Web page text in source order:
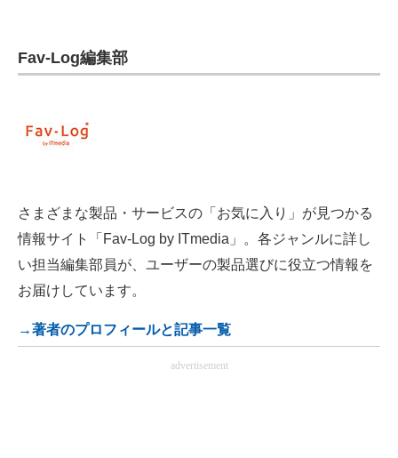
Fav-Log編集部
さまざまな製品・サービスの「お気に入り」が見つかる
情報サイト「Fav-Log by ITmedia」。各ジャンルに詳し
い担当編集部員が、ユーザーの製品選びに役立つ情報を
お届けしています。
→著者のプロフィールと記事一覧
advertisement